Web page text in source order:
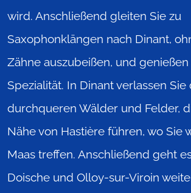
wird. Anschließend gleiten Sie zu
Saxophonklängen nach Dinant,
Zähne auszubeißen, und
Spezialität. In Dinant verlassen Sie
durchqueren Wälder und Felder,
Nähe von Hastière führen, wo Sie
Maas treffen. Anschließend geht
Doische und Olloy-sur-Viroin